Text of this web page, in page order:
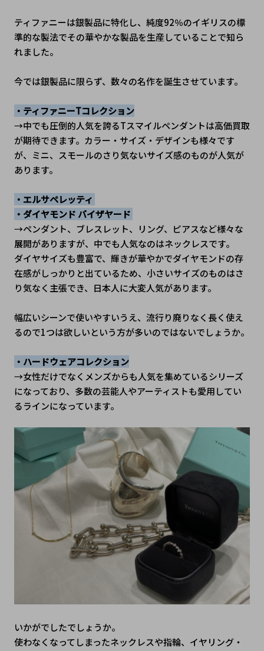
ティファニーは銀製品に特化し、純度92％のイギリスの標
準的な製法でその華やかな製品を生産していることで知ら
れました。
今では銀製品に限らず、数々の名作を誕生させています。
・ティファニーTコレクション
→中でも圧倒的人気を誇るTスマイルペンダントは高価買取
が期待できます。カラー・サイズ・デザインも様々です
が、ミニ、スモールのさり気ないサイズ感のものが人気が
あります。
・エルサペレッティ
・ダイヤモンド バイザヤード
→ペンダント、ブレスレット、リング、ピアスなど様々な
展開がありますが、中でも人気なのはネックレスです。
ダイヤサイズも豊富で、輝きが華やかでダイヤモンドの存
在感がしっかりと出ているため、小さいサイズのものはさ
り気なく主張でき、日本人に大変人気があります。
幅広いシーンで使いやすいうえ、流行り廃りなく長く使え
るので1つは欲しいという方が多いのではないでしょうか。
・ハードウェアコレクション
→女性だけでなくメンズからも人気を集めているシリーズ
になっており、多数の芸能人やアーティストも愛用してい
るラインになっています。
いかがでしたでしょうか。
使わなくなってしまったネックレスや指輪、イヤリング・